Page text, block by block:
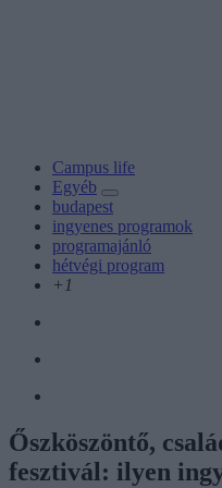
Campus life
Egyéb
budapest
ingyenes programok
programajánló
hétvégi program
+1
Őszköszöntő,
fesztivál: ilyen